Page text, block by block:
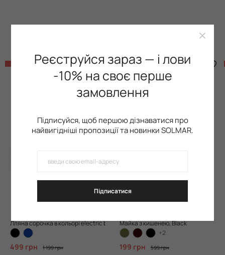
-58%
Лляна сорочка в кольорі electric blue
499 грн 1 199 грн
-67%
Майка з кишенею, Black
+2
199 грн 599 грн
Реєструйся зараз — і лови
-10% на своє перше
замовлення
Підписуйся, щоб першою дізнаватися про
найвигідніші пропозиції та новинки SOLMAR.
Підписатися